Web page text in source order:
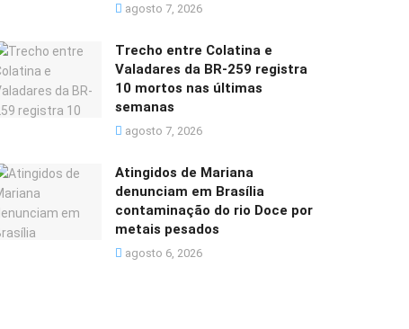
agosto 7, 2026
Trecho entre Colatina e
Valadares da BR-259 registra
10 mortos nas últimas
semanas
agosto 7, 2026
Atingidos de Mariana
denunciam em Brasília
contaminação do rio Doce por
metais pesados
agosto 6, 2026